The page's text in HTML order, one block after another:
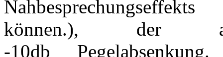
können.), der
-10db